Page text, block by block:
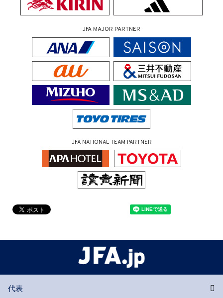
JFA MAJOR PARTNER
JFA NATIONAL TEAM PARTNER
代表